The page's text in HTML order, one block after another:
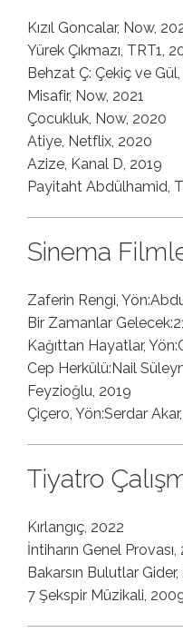
Kızıl Goncalar, Now,
Yürek Çıkmazı, TRT1,
Behzat Ç: Çekiç ve
Misafir, Now, 2021
Çocukluk, Now, 2020
Atiye, Netflix, 2020
Azize, Kanal D, 2019
Payitaht Abdülhamid,
Sinema
Zaferin Rengi,
Bir Zamanlar
Kağıttan Hayatlar,
Cep Herkülü:Nail
Feyzioğlu, 2019
Çiçero, Yön:Serdar
Tiyatro
Kırlangıç, 2022
İntiharın Genel
Bakarsın Bulutlar Gider,
7 Şekspir Müzikali,